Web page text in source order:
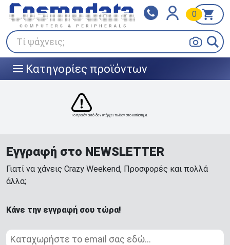
Τί ψάχνεις;
0
||| Κατηγορίες προϊόντων
Klarna
Πληρώστε σε 3
άτοκες δόσεις
BOX NOW
Το προϊόν αυτό δεν υπάρχει πλέον στο κατάστημα.
Εγγραφή στο NEWSLETTER
Γιατί να χάνεις Crazy Weekend, Προσφορές και πολλά
άλλα;
Κάνε την εγγραφή σου τώρα!